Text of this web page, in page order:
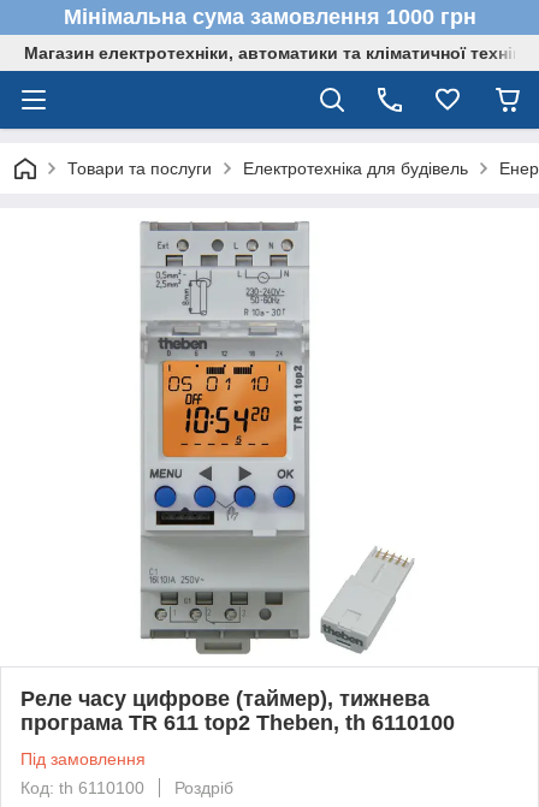
Мінімальна сума замовлення 1000 грн
Магазин електротехніки, автоматики та кліматичної техніки
Товари та послуги Електротехніка для будівель
Реле часу цифрове (таймер), тижнева
програма TR 611 top2 Theben, th 6110100
Під замовлення
Код: th 6110100
Роздріб